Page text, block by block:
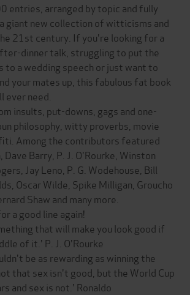
entries, arranged by topic and fully
giant new collection of witticisms and
21st century. If you're looking for a
dinner talk, struggling to put the
to a wedding speech or just want to
your mates up, this fabulous fat book
ever need.
insults, put-downs, gags and one-
philosophy, witty proverbs, movie
Among the contributors featured
Dave Barry, P. J. O'Rourke, Winston
Jay Leno, P. G. Wodehouse, Bill
Oscar Wilde, Spike Milligan, Groucho
Shaw and many more.
a good line again!
that will make you look good if
of it.' P. J. O'Rourke
be as rewarding as winning the
that sex isn't good, but the World Cup
and sex is not.' Ronaldo